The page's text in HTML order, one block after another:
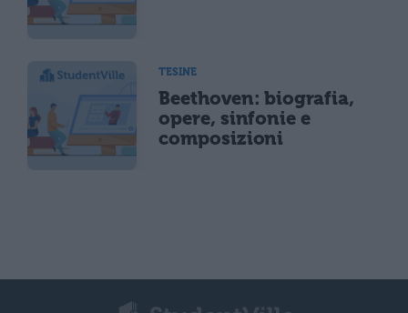
TESINE
Beethoven: biografia,
opere, sinfonie e
composizioni